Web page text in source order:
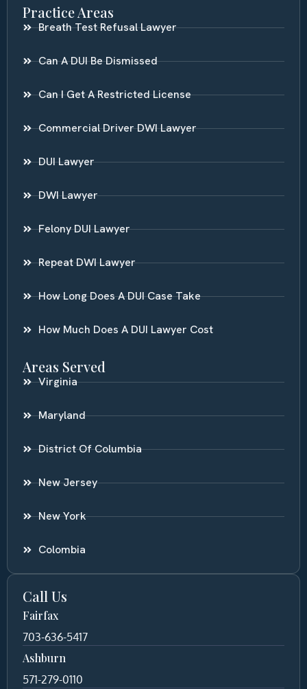
Practice Areas
Breath Test Refusal Lawyer
Can A DUI Be Dismissed
Can I Get A Restricted License
Commercial Driver DWI Lawyer
DUI Lawyer
DWI Lawyer
Felony DUI Lawyer
Repeat DWI Lawyer
How Long Does A DUI Case Take
How Much Does A DUI Lawyer Cost
Areas Served
Virginia
Maryland
District Of Columbia
New Jersey
New York
Colombia
Call Us
Fairfax
703-636-5417
Ashburn
571-279-0110